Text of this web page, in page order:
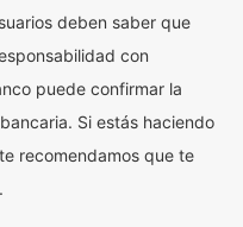
deben saber que
con
puede confirmar la
Si estás haciendo
recomendamos que te